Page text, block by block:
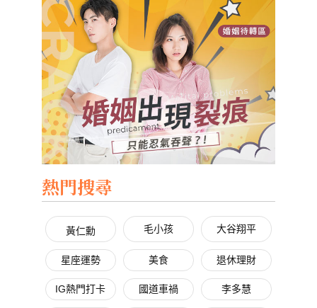
熱門搜尋
黃仁勳 毛小孩 大谷翔平
星座運勢 美食 退休理財
IG熱門打卡 國道車禍 李多慧